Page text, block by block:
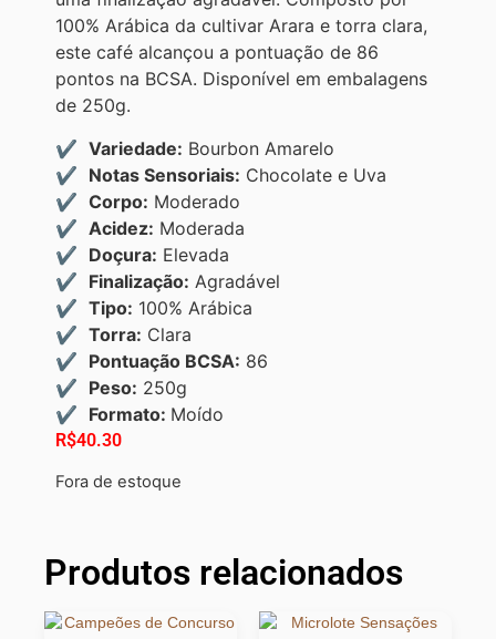
100% Arábica da cultivar Arara e torra clara,
este café alcançou a pontuação de 86
pontos na BCSA. Disponível em embalagens
de 250g.
Variedade: Bourbon Amarelo
Notas Sensoriais: Chocolate e Uva
Corpo: Moderado
Acidez: Moderada
Doçura: Elevada
Finalização: Agradável
Tipo: 100% Arábica
Torra: Clara
Pontuação BCSA: 86
Peso: 250g
Formato: Moído
R$40.30
Fora de estoque
Produtos relacionados